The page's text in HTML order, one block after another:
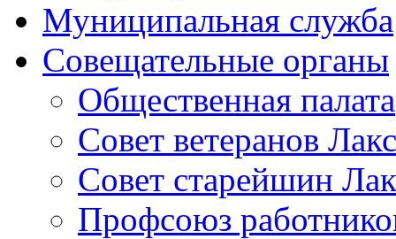
Муниципальная служба
Совещательные органы
Общественная палата
Совет ветеранов
Совет старейшин
Профсоюз